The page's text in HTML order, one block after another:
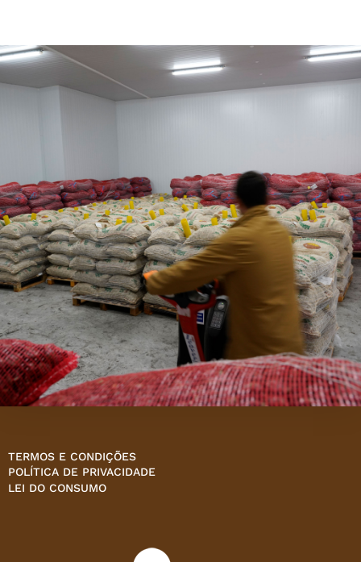
TERMOS E CONDIÇÕES
POLÍTICA DE PRIVACIDADE
LEI DO CONSUMO